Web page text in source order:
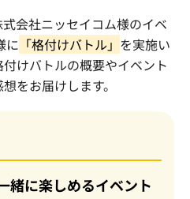
会社ニッセイコム様のイベ
に 「格付けバトル」 を実施い
けバトルの概要やイベント
をお届けします。
緒に楽しめるイベント